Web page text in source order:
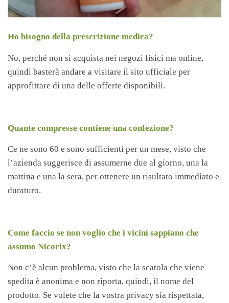
Ho bisogno della prescrizione medica?
No, perché non si acquista nei negozi fisici ma online,
quindi basterà andare a visitare il sito ufficiale per
approfittare di una delle offerte disponibili.
Quante compresse contiene una confezione?
Ce ne sono 60 e sono sufficienti per un mese, visto che
l’azienda suggerisce di assumerne due al giorno, una la
mattina e una la sera, per ottenere un risultato immediato e
duraturo.
Come faccio se non voglio che i vicini sappiano che
assumo Nicorix?
Non c’è alcun problema, visto che la scatola che viene
spedita è anonima e non riporta, quindi, il nome del
prodotto. Se volete che la vostra privacy sia rispettata,